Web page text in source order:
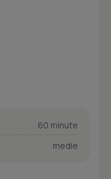
60 minute
medie